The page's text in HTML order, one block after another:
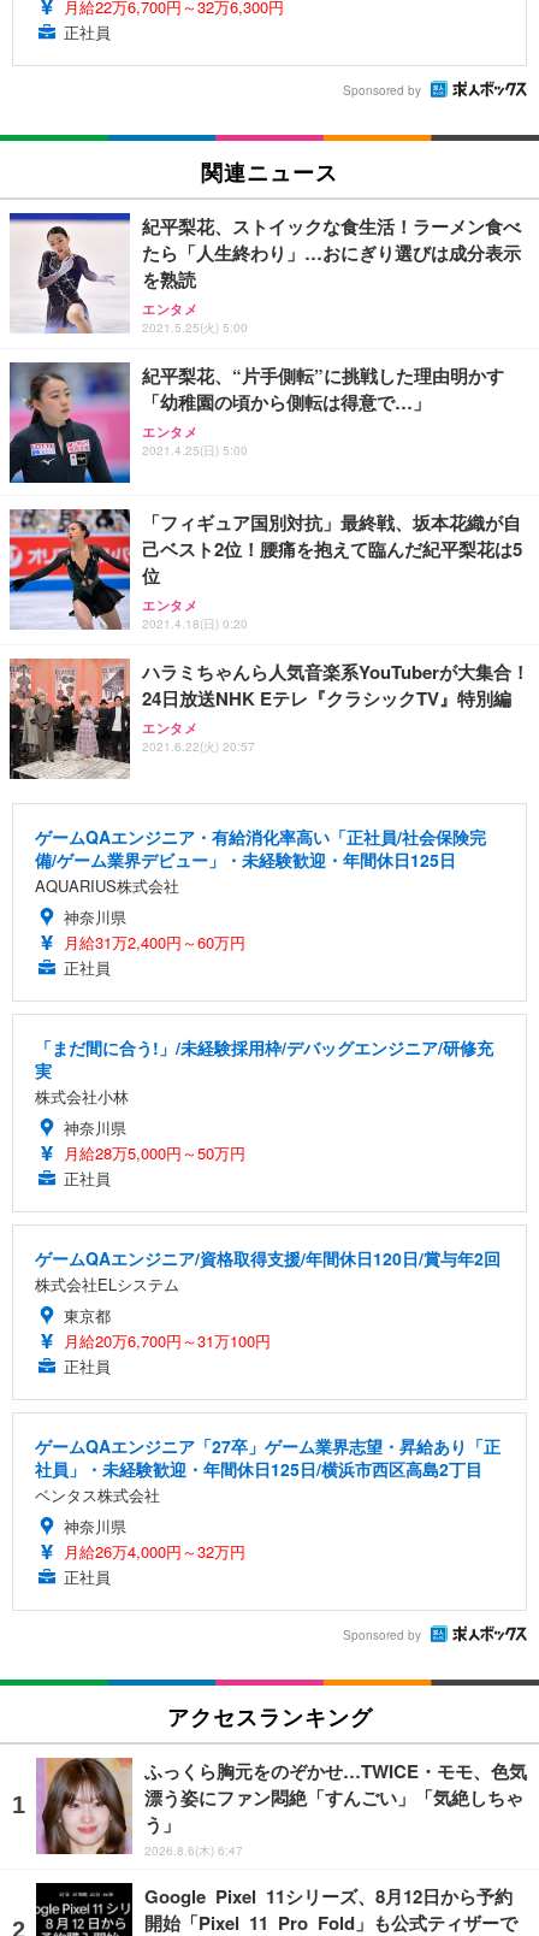
月給22万6,700円～32万6,300円
正社員
Sponsored by
関連ニュース
紀平梨花、ストイックな食生活！ラーメン食べ
たら「人生終わり」…おにぎり選びは成分表示
を熟読
エンタメ
2021.5.25(火) 5:00
紀平梨花、“片手側転”に挑戦した理由明かす
「幼稚園の頃から側転は得意で…」
エンタメ
2021.4.25(日) 5:00
「フィギュア国別対抗」最終戦、坂本花織が自
己ベスト2位！腰痛を抱えて臨んだ紀平梨花は5
位
エンタメ
2021.4.18(日) 0:20
ハラミちゃんら人気音楽系YouTuberが大集合！
24日放送NHK Eテレ『クラシックTV』特別編
エンタメ
2021.6.22(火) 20:57
ゲームQAエンジニア・有給消化率高い「正社員/社会保険完
備/ゲーム業界デビュー」・未経験歓迎・年間休日125日
AQUARIUS株式会社
神奈川県
月給31万2,400円～60万円
正社員
「まだ間に合う!」/未経験採用枠/デバッグエンジニア/研修充
実
株式会社小林
神奈川県
月給28万5,000円～50万円
正社員
ゲームQAエンジニア/資格取得支援/年間休日120日/賞与年2回
株式会社ELシステム
東京都
月給20万6,700円～31万100円
正社員
ゲームQAエンジニア「27卒」ゲーム業界志望・昇給あり「正
社員」・未経験歓迎・年間休日125日/横浜市西区高島2丁目
ベンタス株式会社
神奈川県
月給26万4,000円～32万円
正社員
Sponsored by
アクセスランキング
ふっくら胸元をのぞかせ…TWICE・モモ、色気
漂う姿にファン悶絶「すんごい」「気絶しちゃ
う」
2026.8.6(木) 6:47
Google Pixel 11シリーズ、8月12日から予約
開始「Pixel 11 Pro Fold」も公式ティザーで